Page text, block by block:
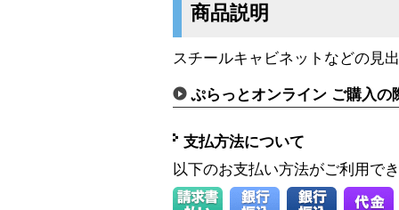
商品説明
スチールキャビネットなどの見
ぷらっとオンライン ご購入の
支払方法について
以下のお支払い方法がご利用で